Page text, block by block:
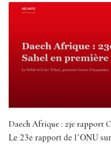
Daech Afrique : 23e rapport
Le 23e rapport de l’ONU